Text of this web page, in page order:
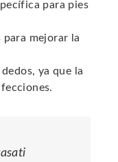
para pies
para mejorar la
ya que la